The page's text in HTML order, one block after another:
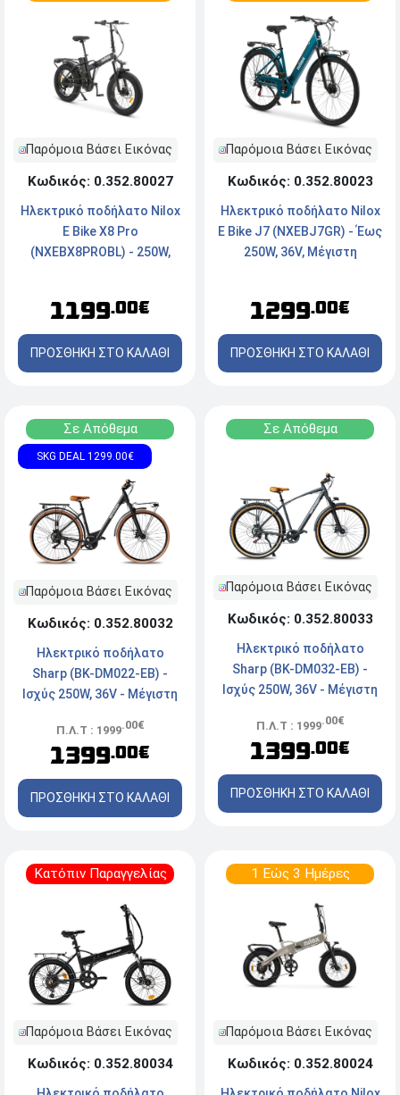
Παρόμοια Βάσει Εικόνας
Κωδικός: 0.352.80027
Ηλεκτρικό ποδήλατο Νilox
E Bike X8 Pro
(NXEBX8PROBL) - 250W,
1199.00€
ΠΡΟΣΘΗΚΗ ΣΤΟ ΚΑΛΑΘΙ
Παρόμοια Βάσει Εικόνας
Κωδικός: 0.352.80023
Ηλεκτρικό ποδήλατο Νilox
E Bike J7 (NXEBJ7GR) - Έως
250W, 36V, Μέγιστη
1299.00€
ΠΡΟΣΘΗΚΗ ΣΤΟ ΚΑΛΑΘΙ
Σε Απόθεμα
SKG DEAL 1299.00€
Παρόμοια Βάσει Εικόνας
Κωδικός: 0.352.80032
Ηλεκτρικό ποδήλατο
Sharp (BK-DM022-EB) -
Ισχύς 250W, 36V - Μέγιστη
Π.Λ.Τ : 1999.00€
1399.00€
ΠΡΟΣΘΗΚΗ ΣΤΟ ΚΑΛΑΘΙ
Σε Απόθεμα
Παρόμοια Βάσει Εικόνας
Κωδικός: 0.352.80033
Ηλεκτρικό ποδήλατο
Sharp (BK-DM032-EB) -
Ισχύς 250W, 36V - Μέγιστη
Π.Λ.Τ : 1999.00€
1399.00€
ΠΡΟΣΘΗΚΗ ΣΤΟ ΚΑΛΑΘΙ
Κατόπιν Παραγγελίας
Παρόμοια Βάσει Εικόνας
Κωδικός: 0.352.80034
1 Εώς 3 Ημέρες
Παρόμοια Βάσει Εικόνας
Κωδικός: 0.352.80024